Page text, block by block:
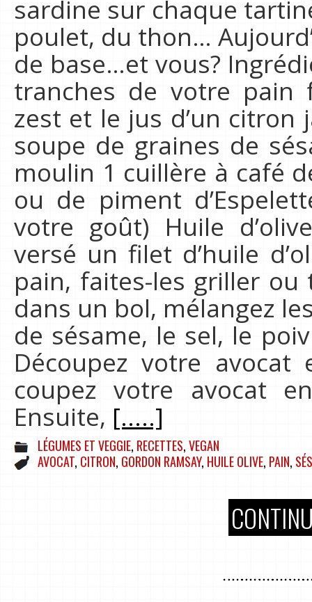
sardine sur chaque
poulet, du thon…
de base…et vous?
tranches de votre pain
zest et le jus d’un
soupe de graines de
moulin 1 cuillère à café
ou de piment
votre goût) Huile
versé un filet d’huile
pain, faites-les griller
dans un bol, mélangez
de sésame, le sel, le
Découpez votre
coupez votre avocat
Ensuite, [.....]
LÉGUMES ET VEGGIE, RECETTES,VEGAN
AVOCAT, CITRON, GORDON RAMSAY, HUILE OLIVE, PAIN,